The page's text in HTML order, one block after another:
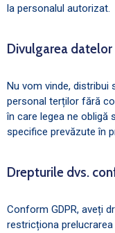
la personalul autorizat.
Divulgarea
Nu vom vinde, distribui
personal terților fără
în care legea ne obligă
specifice prevăzute în
Drepturile dvs.
Conform GDPR, aveți
restricționa